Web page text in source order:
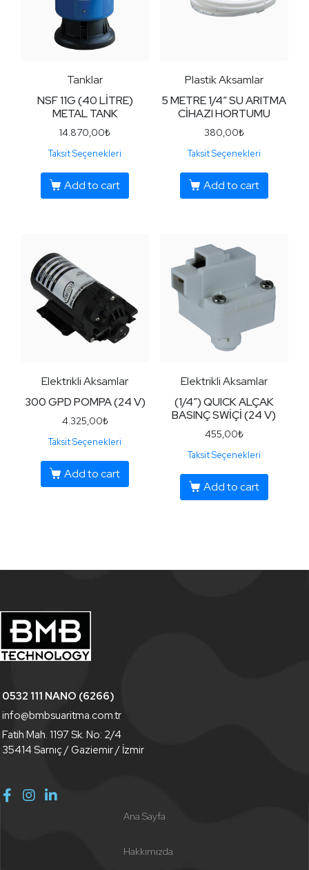
Tanklar
NSF 11G (40 LİTRE)
METAL TANK
14.870,00₺
Taksit Seçenekleri
Add to cart
Plastik Aksamlar
5 METRE 1/4″ SU ARITMA
CİHAZI HORTUMU
380,00₺
Taksit Seçenekleri
Add to cart
Elektrikli Aksamlar
300 GPD POMPA (24 V)
4.325,00₺
Taksit Seçenekleri
Add to cart
Elektrikli Aksamlar
(1/4″) QUICK ALÇAK
BASINÇ SWİÇİ (24 V)
455,00₺
Taksit Seçenekleri
Add to cart
0532 111 NANO (6266)
info@bmbsuaritma.com.tr
Fatih Mah. 1197 Sk. No: 2/4
35414 Sarnıç / Gaziemir / İzmir
Ana Sayfa
Hakkımızda